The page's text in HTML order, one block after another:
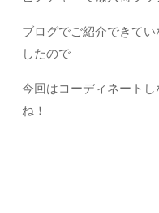
ブログでご紹介できて
したので
今回はコーディネート
ね！